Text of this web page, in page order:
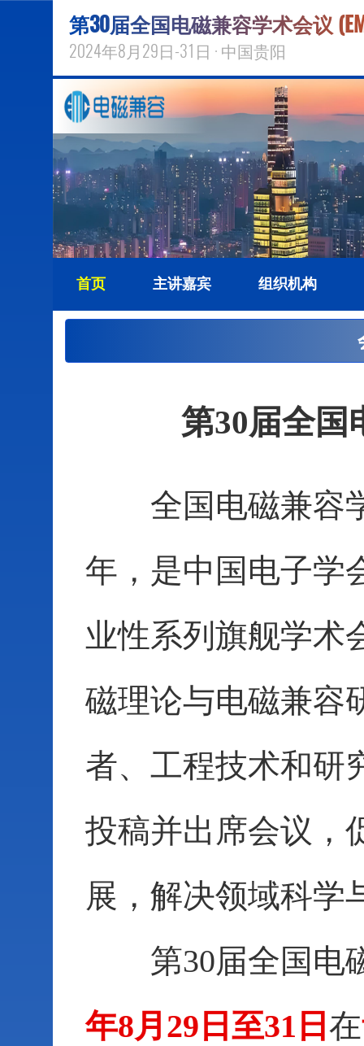
第30届全国电磁兼容学术会议
2024年8月29日-31日 · 中国贵阳
首页 主讲嘉宾 组织机构
第30届全国
全国电磁兼容学
年，是中国电子学
业性系列旗舰学术
磁理论与电磁兼容
者、工程技术和研
投稿并出席会议，
展，解决领域科学
第30届全国电
年8月29日 至31日 在